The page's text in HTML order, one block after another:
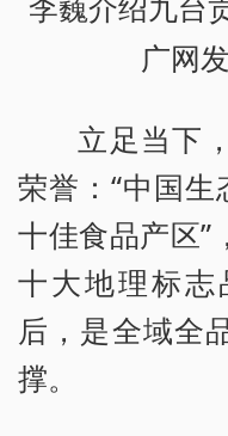
李巍介绍九台
广网
立足当下
荣誉：“中国生
十佳食品产区”
十大地理标
后，是全域全
撑。